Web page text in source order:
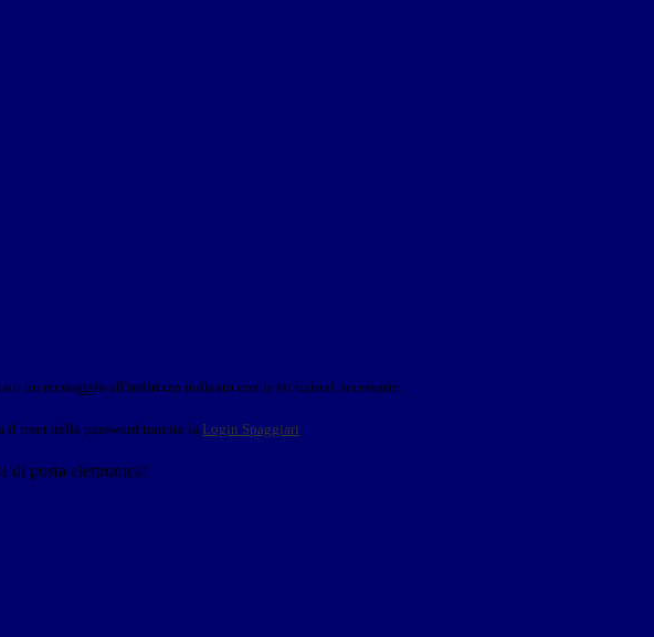
un messaggio all'indirizzo indicato con le istruzioni necessarie.
il reset della password tramite la Login Spaggiari
di posta elettronica!